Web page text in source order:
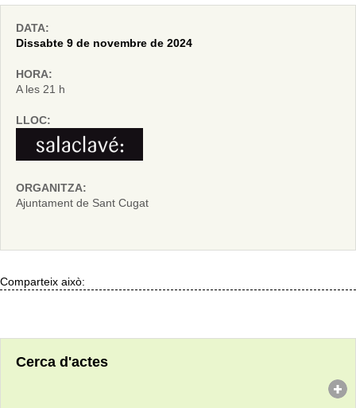
DATA:
Dissabte 9 de novembre de 2024
HORA:
A les 21 h
LLOC:
ORGANITZA:
Ajuntament de Sant Cugat
Comparteix això:
Cerca d'actes